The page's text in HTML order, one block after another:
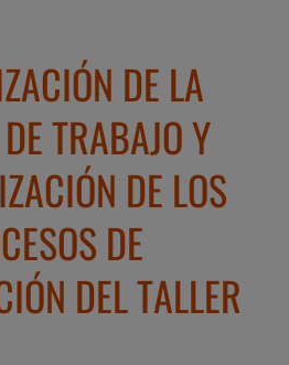
DE LA
TRABAJO Y
DE LOS
DE
DEL TALLER